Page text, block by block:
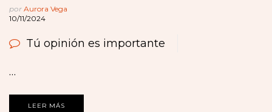
por Aurora Vega
10/11/2024
Tú opinión es importante
…
LEER MÁS